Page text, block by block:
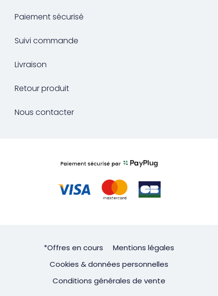
Paiement sécurisé
Suivi commande
Livraison
Retour produit
Nous contacter
*Offres en cours
Mentions légales
Cookies & données personnelles
Conditions générales de vente